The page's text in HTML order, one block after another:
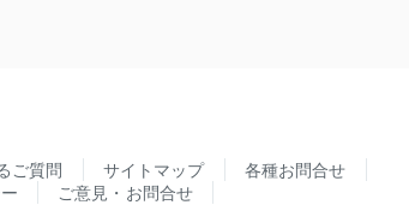
ご質問 サイトマップ
各種お問合せ
ご意見・お問合せ